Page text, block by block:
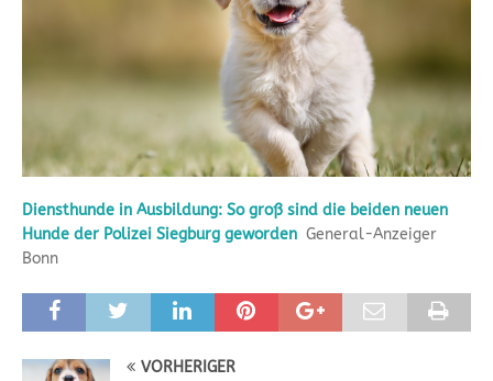
Diensthunde in Ausbildung: So groß sind die beiden neuen
Hunde der Polizei Siegburg geworden General-Anzeiger
Bonn
VORHERIGER